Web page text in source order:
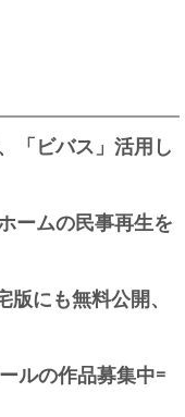
「ビバス」活用し
ームの民事再生を
にも無料公開、
ルの作品募集中=